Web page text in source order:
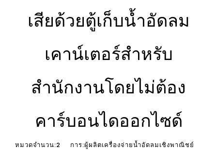
เสียด้วยตู้เก็บน้ำอัดลม
เคาน์เตอร์สำหรับ
สำนักงานโดยไม่ต้อง
คาร์บอนไดออกไซด์
หมวดจำนวน:2
การ:ผู้ผลิตเครื่องจ่ายน้ำอัดลมเชิงพาณิชย์